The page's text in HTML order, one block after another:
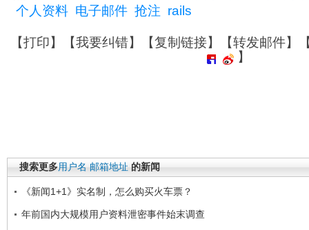
个人资料 电子邮件 抢注 rails
【打印】【我要纠错】【复制链接】【转发邮件】
】
搜索更多用户名 邮箱地址 的新闻
《新闻1+1》实名制，怎么购买火车票？
年前国内大规模用户资料泄密事件始末调查